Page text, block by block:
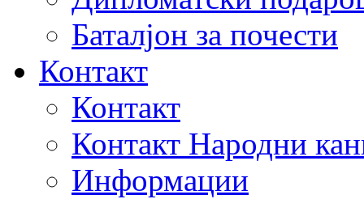
Баталјон за почести
Контакт
Контакт
Контакт Народни
Информации